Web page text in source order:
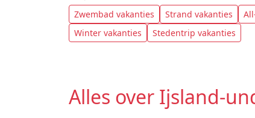
Zwembad vakanties Strand vakanties
Winter vakanties
Stedentrip vakanties
Alles over Ijsland-